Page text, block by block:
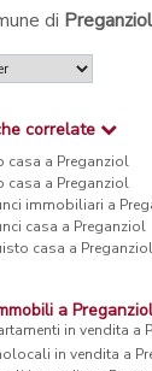
di Preganziol
correlate
casa a Preganziol
casa a Preganziol
immobiliari a
casa a Preganziol
casa a Preganziol
a
in vendita a
in vendita a